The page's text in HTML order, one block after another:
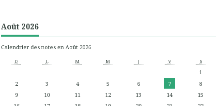
Août 2026
Calendrier des notes en Août 2026
D L M M J V S
1
2
3 4 5 6 7
8
9
10 11 12 13 14
15